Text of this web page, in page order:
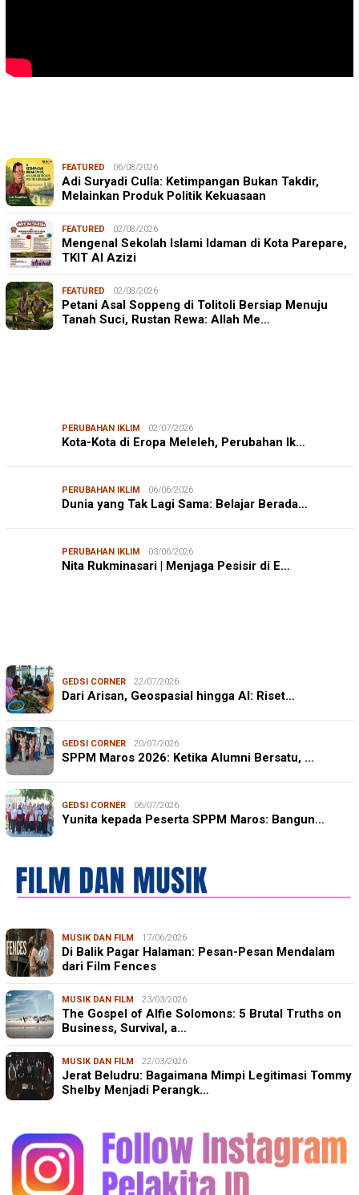
FEATURED 06/08/2026
Adi Suryadi Culla: Ketimpangan Bukan Takdir,
Melainkan Produk Politik Kekuasaan
FEATURED 02/08/2026
Mengenal Sekolah Islami Idaman di Kota Parepare,
TKIT Al Azizi
FEATURED 02/08/2026
Petani Asal Soppeng di Tolitoli Bersiap Menuju
Tanah Suci, Rustan Rewa: Allah Me…
PERUBAHAN IKLIM 02/07/2026
Kota-Kota di Eropa Meleleh, Perubahan Ik…
PERUBAHAN IKLIM 06/06/2026
Dunia yang Tak Lagi Sama: Belajar Berada…
PERUBAHAN IKLIM 03/06/2026
Nita Rukminasari | Menjaga Pesisir di E…
GEDSI CORNER 22/07/2026
Dari Arisan, Geospasial hingga AI: Riset…
GEDSI CORNER 20/07/2026
SPPM Maros 2026: Ketika Alumni Bersatu, …
GEDSI CORNER 06/07/2026
Yunita kepada Peserta SPPM Maros: Bangun…
MUSIK DAN FILM 17/06/2026
Di Balik Pagar Halaman: Pesan-Pesan Mendalam
dari Film Fences
MUSIK DAN FILM 23/03/2026
The Gospel of Alfie Solomons: 5 Brutal Truths on
Business, Survival, a…
MUSIK DAN FILM 22/03/2026
Jerat Beludru: Bagaimana Mimpi Legitimasi Tommy
Shelby Menjadi Perangk…